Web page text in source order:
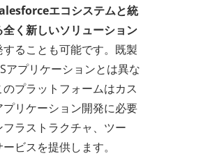
エコシステムと統
全く新しいソリューション
することも可能です。既製
アプリケーションとは異な
のプラットフォームはカス
プリケーション開発に必要
フラストラクチャ、ツー
ビスを提供します。